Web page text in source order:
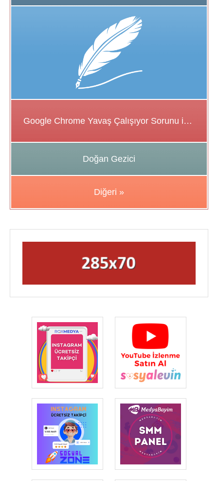
Google Chrome Yavaş Çalışıyor Sorunu için Çözüm Önerileri
Doğan Gezici
Diğeri »